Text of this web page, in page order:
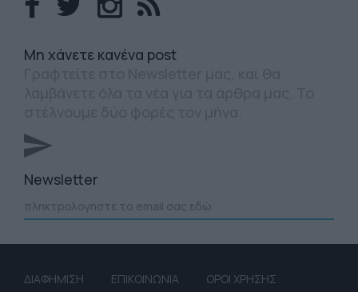
Mη χάνετε κανένα post
Newsletter
ΔΙΑΦΗΜΙΣΗ ΕΠΙΚΟΙΝΩΝΙΑ
ΟΡΟΙ ΧΡΗΣΗΣ